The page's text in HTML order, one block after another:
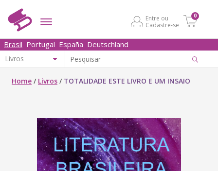
Entre ou
Cadastre-se
0
Brasil Portugal España Deutschland
Home / Livros / TOTALIDADE ESTE LIVRO E UM INSAIO